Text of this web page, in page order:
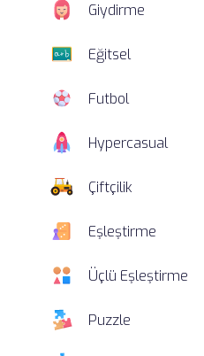
Giydirme
Eğitsel
Futbol
Hypercasual
Çiftçilik
Eşleştirme
Üçlü Eşleştirme
Puzzle